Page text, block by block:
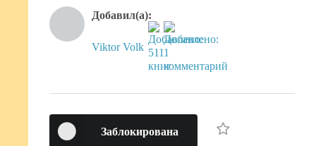
Добавил(а):
Viktor Volk
Заблокирована